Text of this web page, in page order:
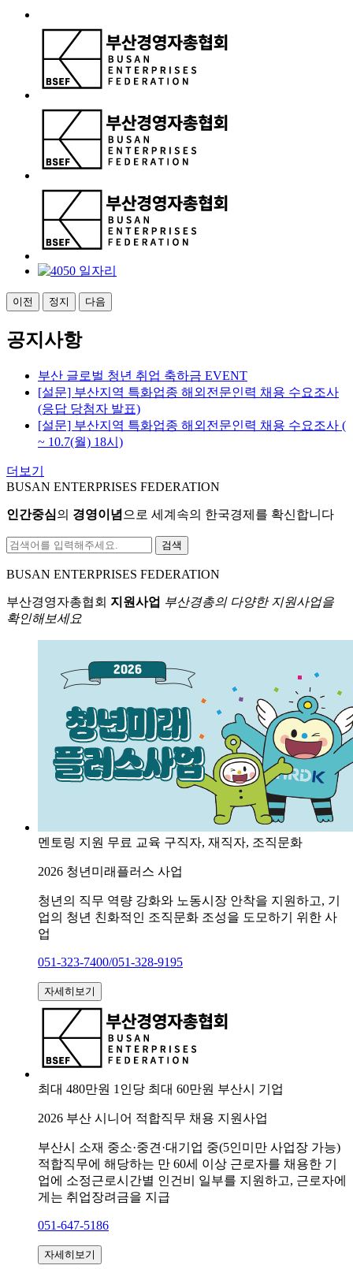
이전 정지 다음
공지사항
부산 글로벌 청년 취업 축하금 EVENT
[설문] 부산지역 특화업종 해외전문인력 채용 수요조사
(응답 당첨자 발표)
[설문] 부산지역 특화업종 해외전문인력 채용 수요조사 (
~ 10.7(월) 18시)
더보기
BUSAN ENTERPRISES FEDERATION
인간중심의 경영이념 으로 세계속의 한국경제를 확신합니다
검색
BUSAN ENTERPRISES FEDERATION
부산경영자총협회 지원사업 부산경총의 다양한 지원사업을
확인해보세요
멘토링 지원 무료 교육 구직자, 재직자, 조직문화
2026 청년미래플러스 사업
청년의 직무 역량 강화와 노동시장 안착을 지원하고, 기
업의 청년 친화적인 조직문화 조성을 도모하기 위한 사
업
051-323-7400/051-328-9195
자세히보기
최대 480만원 1인당 최대 60만원 부산시 기업
2026 부산 시니어 적합직무 채용 지원사업
부산시 소재 중소·중견·대기업 중(5인미만 사업장 가능)
적합직무에 해당하는 만 60세 이상 근로자를 채용한 기
업에 소정근로시간별 인건비 일부를 지원하고, 근로자에
게는 취업장려금을 지급
051-647-5186
자세히보기